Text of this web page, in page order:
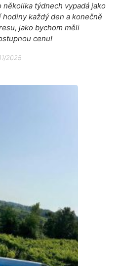
několika týdnech vypadá jako
každý den a konečně
jako bychom měli
cenu!
2025